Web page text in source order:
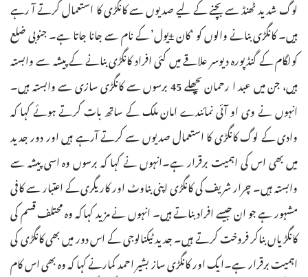
لوگ شدید ٹھنڈ سے بچنے کے لیے صدیوں سے کانگڑی کا استعمال کرتے آ رہے
ہیں۔ کانگڑی بنانے والوں کو ‘کان ±یول’ کے نام سے جانا جاتا ہے۔ جنوبی ضلع
کولگام کے گنڈپورہ دیوسر علاقے میں کئی افراد کانگڑی بنانے کے پیشہ سے وابستہ
ہیں، جن میں عبد ا رحمان پچھلے 45 برسوں سے کانگڑی سازی سے وابستہ ہیں۔
انہوں نے وی او آئی نمائندے امان ملک کے ساتھ بات کرتے ہوئے کہا کہ
وادی کے لوگ کانگڑی کا استعمال صدیوں سے کرتے آرہے ہیں اور دور جدید
میں بھی اس کی اہمیت برقرار ہے۔انہوں نے کہا کہ برسوں وہ اسی پیشہ سے
وابستہ ہیں۔ چرار شریف کی کانگڑی اپنی بناوٹ اور کاریگری کے اعتبار سے کافی
مشہور ہے جو ان جیسے افراد بناتے ہیں۔ انہوں نے مزید کہا کہ وہ محتلف قسم کی
کانگڑیاں بناکر فروخت کرتے ہیں۔ جدید ٹیکنالوجی کے اس دور میں بھی کانگڑی کی
اہمیت برقرار ہے۔ایک اور کانگڑی ساز بشیر احمد کمارنے کہا کہ وہ بھی اس کام